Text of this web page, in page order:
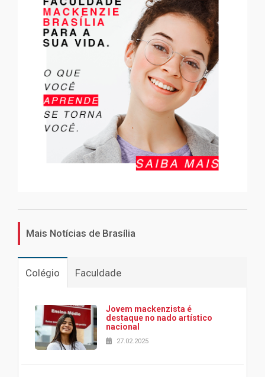
Mais Notícias de Brasília
Colégio Faculdade
Jovem mackenzista é
destaque no nado artístico
nacional
27.02.2025